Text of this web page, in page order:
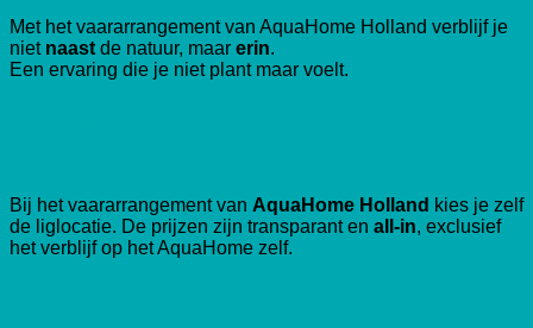
Met het vaararrangement van AquaHome Holland verblijf je
niet naast de natuur, maar erin.
Een ervaring die je niet plant maar voelt.
Bij het vaararrangement van AquaHome Holland kies je zelf
de liglocatie. De prijzen zijn transparant en all-in, exclusief
het verblijf op het AquaHome zelf.